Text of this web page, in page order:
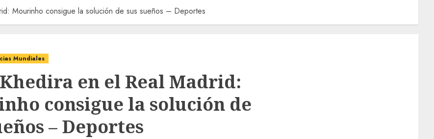
Mourinho consigue la solución de sus sueños – Deportes
Mundiales
en el Real Madrid:
consigue la solución de
– Deportes